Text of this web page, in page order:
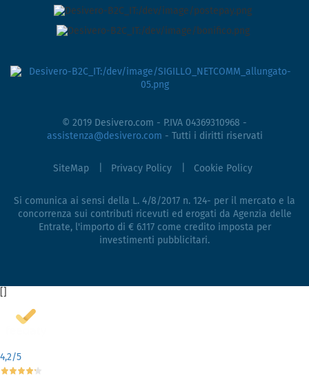
© 2019 Desivero.com - P.IVA 04369310968 -
assistenza@desivero.com - Tutti i diritti riservati
SiteMap Privacy Policy Cookie Policy
Si comunica ai sensi della L. 4/8/2017 n. 124- per il mercato e la
concorrenza sui contributi ricevuti ed erogati da Agenzia delle
Entrate, l'importo di € 6.117 come credito imposta per
investimenti pubblicitari.
4,2/5